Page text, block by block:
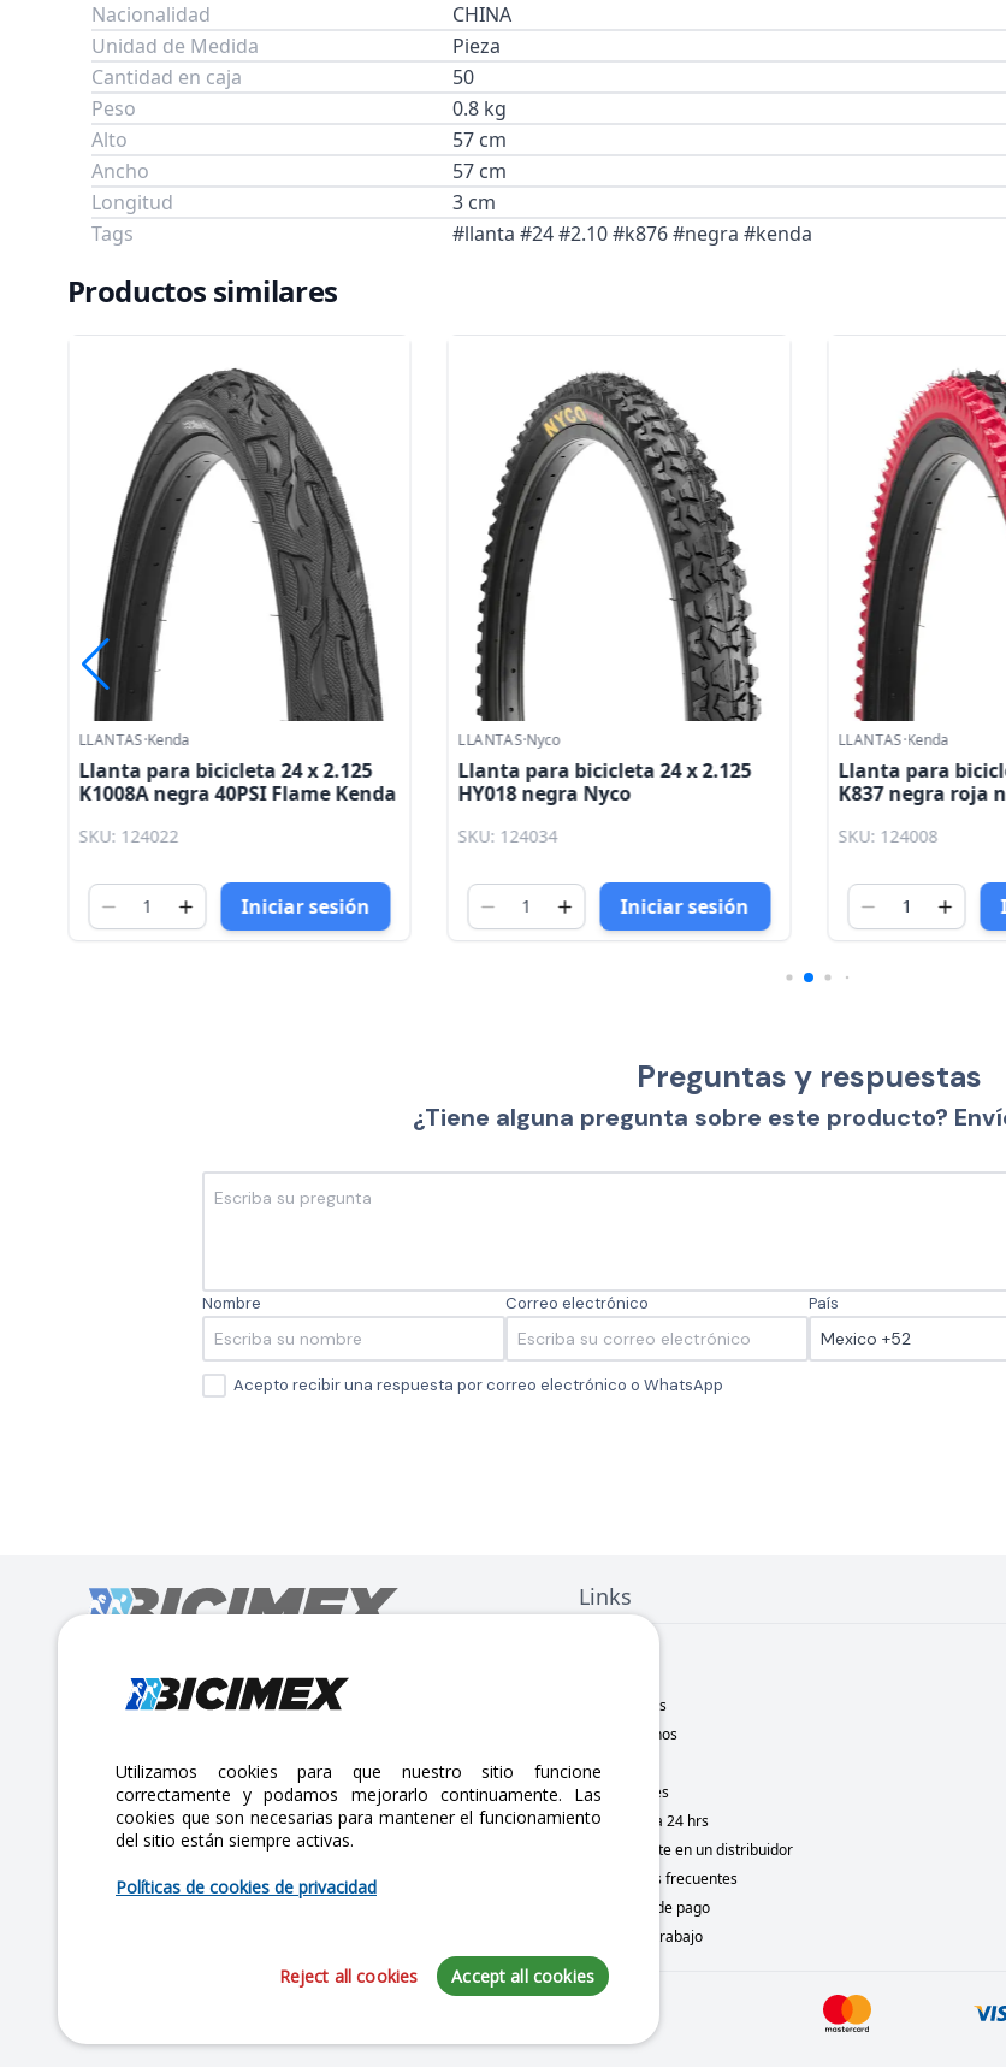
Nacionalidad
CHINA
Unidad de Medida
Pieza
Cantidad en caja
50
Peso
0.8 kg
Alto
57 cm
Ancho
57 cm
Longitud
3 cm
Tags
#llanta #24 #2.10 #k876 #negra #kenda
Productos similares
LLANTAS·Kenda
Llanta para bicicleta 24 x 2.125
K1008A negra 40PSI Flame Kenda
SKU: 124022
Iniciar sesión
LLANTAS·Nyco
Llanta para bicicleta 24 x 2.125
HY018 negra Nyco
SKU: 124034
Iniciar sesión
LLANTAS·Kenda
Llanta para
K837 negra roja
SKU: 124008
Preguntas y respuestas
¿Tiene alguna pregunta sobre este producto?
Nombre Correo electrónico País
Acepto recibir una respuesta por correo electrónico o WhatsApp
Calle Lago Müritz No. 30 Col. Mariano Escobedo,
atencionclientes@bicimex.com
+ 55 9126 9007
Links
Sucursales
Contáctanos
Novedades
Motometa 24 hrs
Conviértete en un distribuidor
Preguntas frecuentes
Métodos de pago
Bolsa de trabajo
Utilizamos cookies para que nuestro sitio funcione
correctamente y podamos mejorarlo continuamente. Las
cookies que son necesarias para mantener el funcionamiento
del sitio están siempre activas.
Políticas de cookies de privacidad
Reject all cookies Accept all cookies